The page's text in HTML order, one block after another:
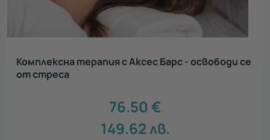
Комплексна терапия с Аксес Барс - освободи се
от стреса
76.50 €
149.62лв.